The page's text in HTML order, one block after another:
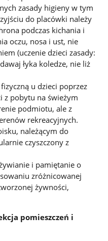
zasady higieny w tym
do placówki należy
podczas kichania i
oczu, nosa i ust, nie
(uczenie dzieci zasady:
łyka koledze, nie liż
u dzieci poprzez
z pobytu na świeżym
podmiotu, ale z
rekreacyjnych.
należącym do
czyszczony z
i pamiętanie o
zróżnicowanej
żywności,
pomieszczeń i